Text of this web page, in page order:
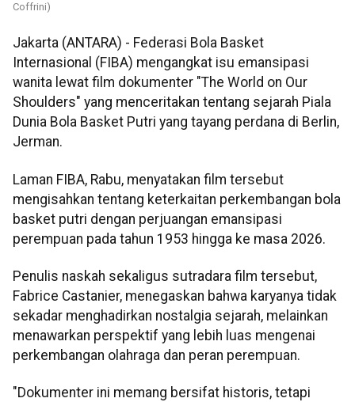
Coffrini)
Jakarta (ANTARA) - Federasi Bola Basket
Internasional (FIBA) mengangkat isu emansipasi
wanita lewat film dokumenter "The World on Our
Shoulders" yang menceritakan tentang sejarah Piala
Dunia Bola Basket Putri yang tayang perdana di Berlin,
Jerman.
Laman FIBA, Rabu, menyatakan film tersebut
mengisahkan tentang keterkaitan perkembangan bola
basket putri dengan perjuangan emansipasi
perempuan pada tahun 1953 hingga ke masa 2026.
Penulis naskah sekaligus sutradara film tersebut,
Fabrice Castanier, menegaskan bahwa karyanya tidak
sekadar menghadirkan nostalgia sejarah, melainkan
menawarkan perspektif yang lebih luas mengenai
perkembangan olahraga dan peran perempuan.
"Dokumenter ini memang bersifat historis, tetapi